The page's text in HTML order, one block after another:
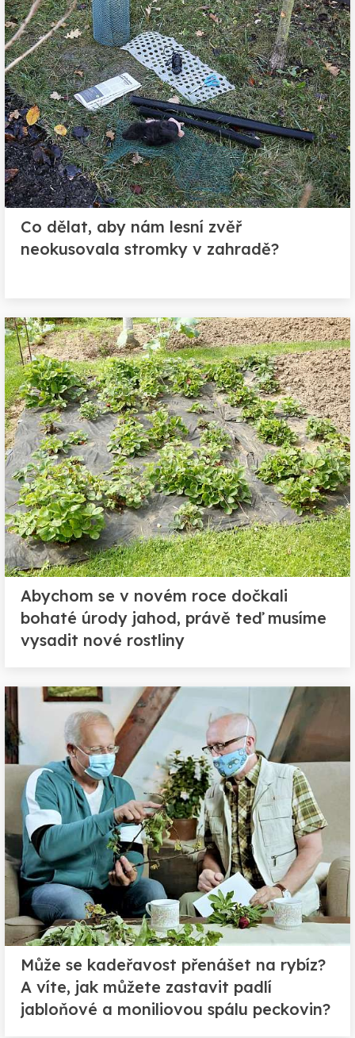
Co dělat, aby nám lesní zvěř
neokusovala stromky v zahradě?
Abychom se v novém roce dočkali
bohaté úrody jahod, právě teď musíme
vysadit nové rostliny
Může se kadeřavost přenášet na rybíz?
A víte, jak můžete zastavit padlí
jabloňové a moniliovou spálu peckovin?